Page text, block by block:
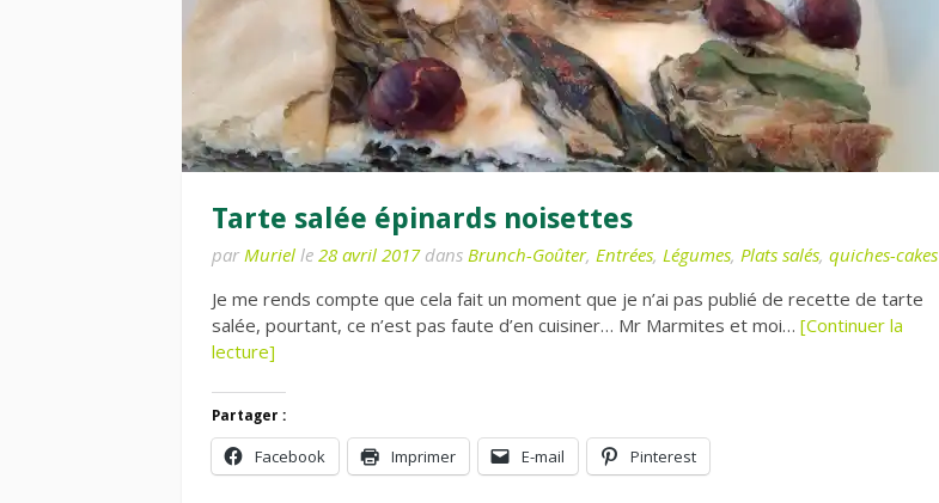
Tarte salée épinards noisettes
par Muriel le 28 avril 2017dans Brunch-Goûter, Entrées, Légumes, Plats salés, quiches-cakes
Je me rends compte que cela fait un moment que je n’ai pas publié de recette de tarte
salée, pourtant, ce n’est pas faute d’en cuisiner… Mr Marmites et moi… [Continuer la
lecture]
Partager :
Facebook Imprimer E-mail Pinterest